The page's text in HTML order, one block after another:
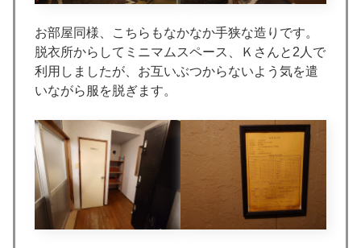
お部屋同様、こちらもなかなか手狭な造りです。
脱衣所からしてミニマムスペース、Ｋさんと2人で
利用しましたが、お互いぶつからないよう気を遣
いながら服を脱ぎます。